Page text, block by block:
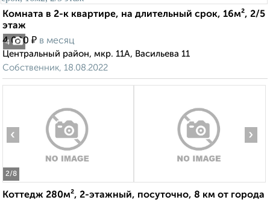
4
Комната в 2-к квартире, на длительный срок, 16м², 2/5
этаж
4 000 ₽ в месяц
Центральный район, мкр. 11А, Васильева 11
Собственник, 18.08.2022
2/8
‹ ›
Коттедж 280м², 2-этажный, посуточно, 8 км от города